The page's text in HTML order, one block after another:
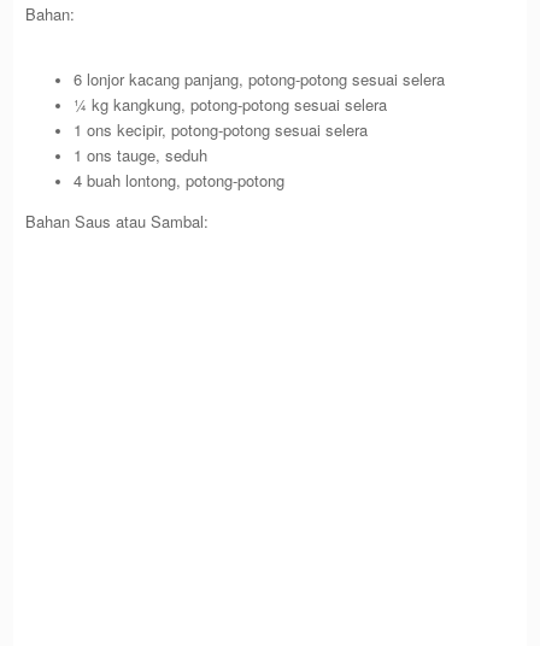
Bahan:
6 lonjor kacang panjang, potong-potong sesuai selera
¼ kg kangkung, potong-potong sesuai selera
1 ons kecipir, potong-potong sesuai selera
1 ons tauge, seduh
4 buah lontong, potong-potong
Bahan Saus atau Sambal: